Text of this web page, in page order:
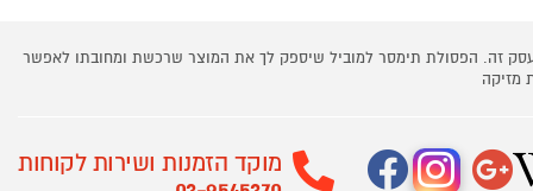
זה. הפסולת תימסר למוביל שיספק לך את המוצר שרכשת ומחובתו לאפשר
מזיקה
מוקד הזמנות ושירות לקוחות